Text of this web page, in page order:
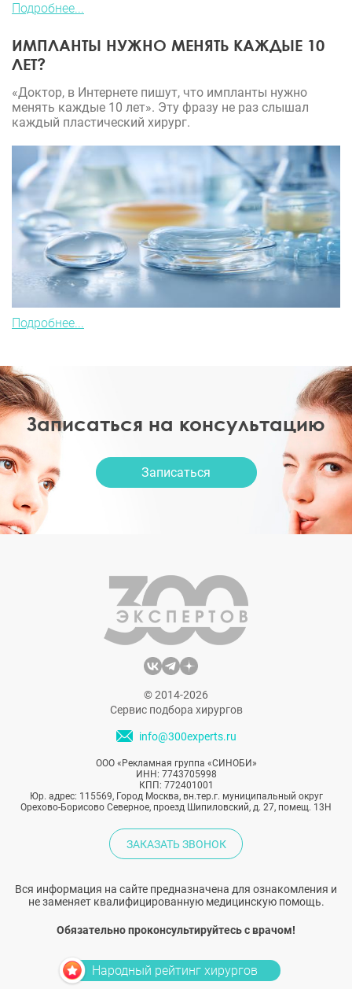
Подробнее...
ИМПЛАНТЫ НУЖНО МЕНЯТЬ КАЖДЫЕ 10
ЛЕТ?
«Доктор, в Интернете пишут, что импланты нужно
менять каждые 10 лет». Эту фразу не раз слышал
каждый пластический хирург.
Подробнее...
Записаться на консультацию
Записаться
© 2014-2026
Сервис подбора хирургов
info@300experts.ru
ООО «Рекламная группа «СИНОБИ»
ИНН: 7743705998
КПП: 772401001
Юр. адрес: 115569, Город Москва, вн.тер.г. муниципальный округ
Орехово-Борисово Северное, проезд Шипиловский, д. 27, помещ. 13Н
ЗАКАЗАТЬ ЗВОНОК
Вся информация на сайте предназначена для ознакомления и
не заменяет квалифицированную медицинскую помощь.
Обязательно проконсультируйтесь с врачом!
Народный рейтинг хирургов